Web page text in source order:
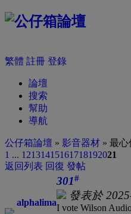
繁體 註冊 登錄
論壇
搜索
幫助
導航
公仔箱論壇 » 影音器材 » 最
1 ... 12131415161718192021
返回列表 回復 發帖
alphalima
301#
發表於
I vote Wilson